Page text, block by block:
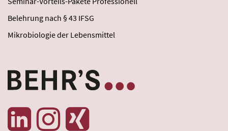
Belehrung nach § 43 IFSG
Mikrobiologie der Lebensmittel